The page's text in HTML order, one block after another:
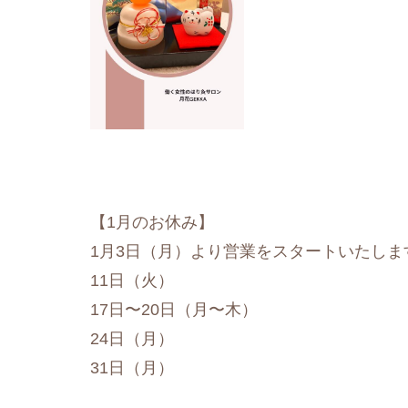
【1月のお休み】
1月3日（月）より営業をスタートいたしま
11日（火）
17日〜20日（月〜木）
24日（月）
31日（月）